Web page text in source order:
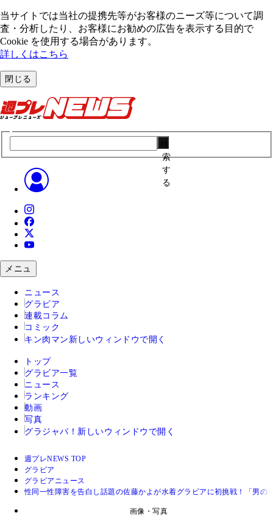
当サイトでは当社の提携先等がお客様のニーズ等について調
査・分析したり、お客様にお勧めの広告を表⽰する⽬的で
Cookie を使⽤する場合があります。
詳しくはこちら
閉じる
索
す
る
メニュ
ニュース
グラビア
連載コラム
コミック
キン肉マン 新しいウィンドウで開く
トップ
グラビア一覧
ニュース
ランキング
動画
写真
グラジャパ！ 新しいウィンドウで開く
週プレNEWS TOP
グラビア
グラビアニュース
性同一性障害を告白し話題の佐藤かよが水着グラビアに初挑戦！「男の
画像・写真